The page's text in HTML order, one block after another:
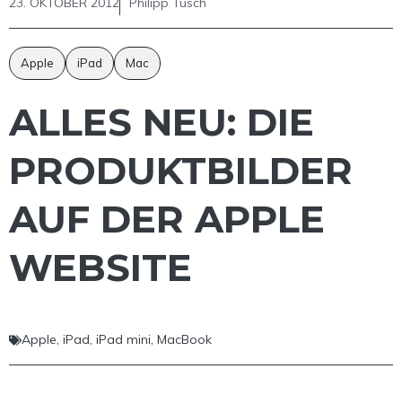
Apple iPad Mac
ALLES NEU: DIE
PRODUKTBILDER
AUF DER APPLE
WEBSITE
Apple, iPad, iPad mini, MacBook